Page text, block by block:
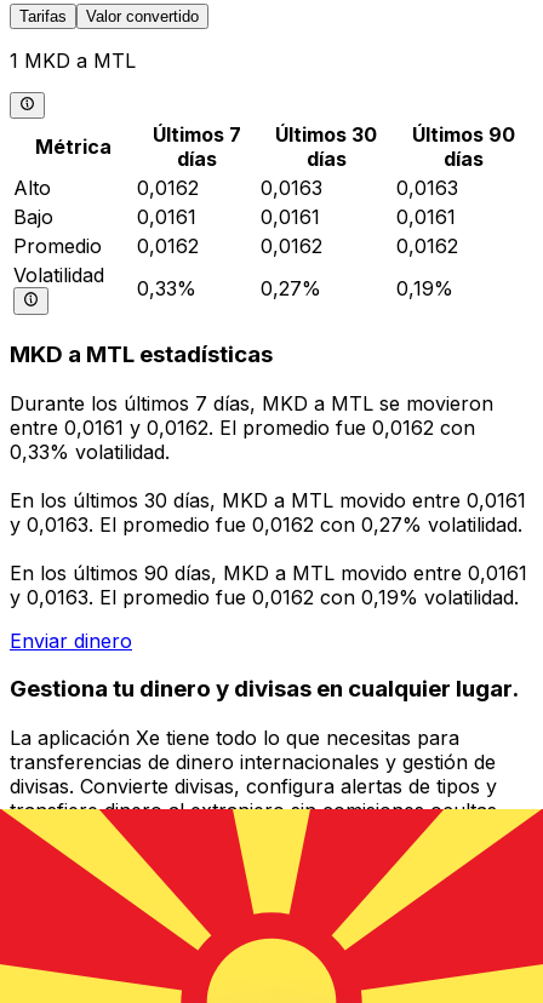
Tarifas Valor convertido
1 MKD a MTL
Métrica
Últimos 7
días
Últimos 30
días
Últimos 90
días
Alto
0,0162 0,0163
0,0163
Bajo
0,0161 0,0161
0,0161
Promedio
0,0162 0,0162
0,0162
Volatilidad
0,33% 0,27% 0,19%
MKD a MTL estadísticas
Durante los últimos 7 días, MKD a MTL se movieron
entre 0,0161 y 0,0162. El promedio fue 0,0162 con
0,33% volatilidad.
En los últimos 30 días, MKD a MTL movido entre 0,0161
y 0,0163. El promedio fue 0,0162 con 0,27% volatilidad.
En los últimos 90 días, MKD a MTL movido entre 0,0161
y 0,0163. El promedio fue 0,0162 con 0,19% volatilidad.
Enviar dinero
Gestiona tu dinero y divisas en cualquier lugar.
La aplicación Xe tiene todo lo que necesitas para
transferencias de dinero internacionales y gestión de
divisas. Convierte divisas, configura alertas de tipos y
transfiere dinero al extranjero sin comisiones ocultas.
¡Descarga hoy!